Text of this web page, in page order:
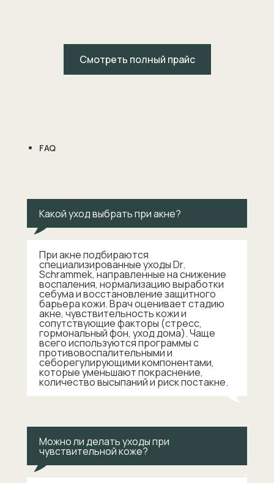
Смотреть полный прайс
FAQ
Какой уход выбрать при акне?
При акне подбираются
специализированные уходы Dr.
Schrammek, направленные на снижение
воспаления, нормализацию выработки
себума и восстановление защитного
барьера кожи. Врач оценивает стадию
акне, чувствительность кожи и
сопутствующие факторы (стресс,
гормональный фон, уход дома). Чаще
всего используются программы с
противовоспалительными и
себорегулирующими компонентами,
которые уменьшают покраснение,
количество высыпаний и риск постакне.
Можно ли делать уходы при
чувствительной коже?